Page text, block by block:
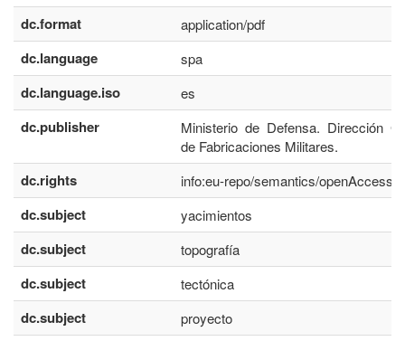
dc.format application/pdf
dc.language spa
dc.language.iso es
dc.publisher
Ministerio de Defensa. Dirección
de Fabricaciones Militares.
dc.rights info:eu-repo/semantics/openAccess
dc.subject yacimientos
dc.subject topografía
dc.subject tectónica
dc.subject proyecto